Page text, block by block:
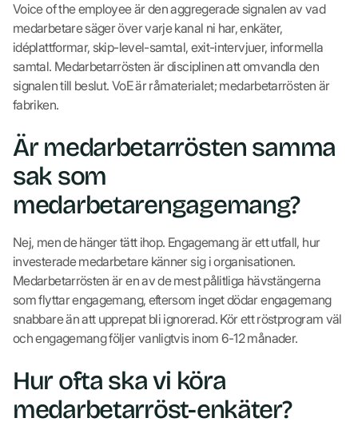
Voice of the employee är den aggregerade signalen av vad
medarbetare säger över varje kanal ni har, enkäter,
idéplattformar, skip-level-samtal, exit-intervjuer, informella
samtal. Medarbetarrösten är disciplinen att omvandla den
signalen till beslut. VoE är råmaterialet; medarbetarrösten är
fabriken.
Är medarbetarrösten samma
sak som
medarbetarengagemang?
Nej, men de hänger tätt ihop. Engagemang är ett utfall, hur
investerade medarbetare känner sig i organisationen.
Medarbetarrösten är en av de mest pålitliga hävstängerna
som flyttar engagemang, eftersom inget dödar engagemang
snabbare än att upprepat bli ignorerad. Kör ett röstprogram väl
och engagemang följer vanligtvis inom 6-12 månader.
Hur ofta ska vi köra
medarbetarröst-enkäter?